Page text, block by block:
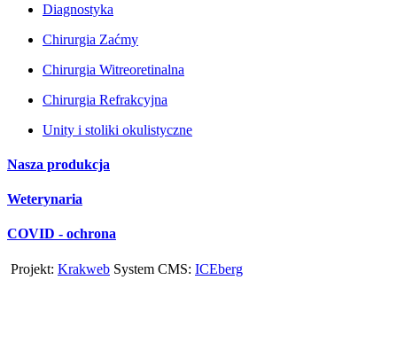
Diagnostyka
Chirurgia Zaćmy
Chirurgia Witreoretinalna
Chirurgia Refrakcyjna
Unity i stoliki okulistyczne
Nasza produkcja
Weterynaria
COVID - ochrona
Projekt: Krakweb System CMS: ICEberg